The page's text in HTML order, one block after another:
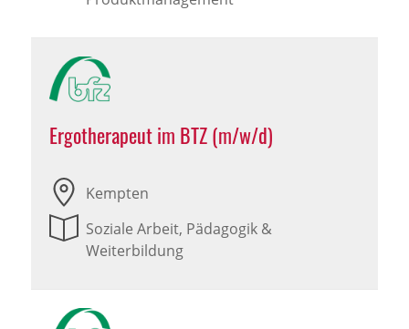
Ergotherapeut im BTZ (m/w/d)
Kempten
Soziale Arbeit, Pädagogik &
Weiterbildung